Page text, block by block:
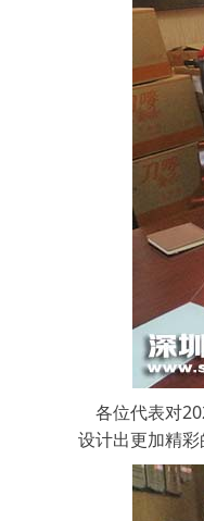
各位代表对
设计出更加精